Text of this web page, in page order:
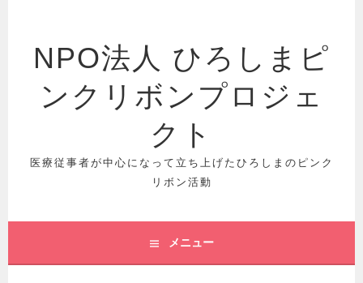
NPO法人 ひろしまピ
ンクリボンプロジェ
クト
医療従事者が中心になって立ち上げたひろしまのピンク
リボン活動
メニュー